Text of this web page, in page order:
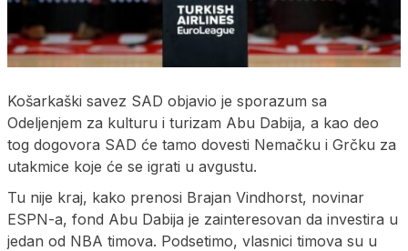
Košarkaški savez SAD objavio je sporazum sa
Odeljenjem za kulturu i turizam Abu Dabija, a kao deo
tog dogovora SAD će tamo dovesti Nemačku i Grčku za
utakmice koje će se igrati u avgustu.
Tu nije kraj, kako prenosi Brajan Vindhorst, novinar
ESPN-a, fond Abu Dabija je zainteresovan da investira u
jedan od NBA timova. Podsetimo, vlasnici timova su u